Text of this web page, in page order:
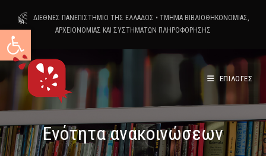
Ανοίξτε τη γραμμή εργαλείων
content
ΔΙΕΘΝΕΣ ΠΑΝΕΠΙΣΤΗΜΙΟ ΤΗΣ ΕΛΛΑΔΟΣ • ΤΜΗΜΑ ΒΙΒΛΙΟΘΗΚΟΝΟΜΙΑΣ,
ΑΡΧΕΙΟΝΟΜΙΑΣ ΚΑΙ ΣΥΣΤΗΜΑΤΩΝ ΠΛΗΡΟΦΟΡΗΣΗΣ
ΕΠΙΛΟΓΕΣ
Ενότητα ανακοινώσεων